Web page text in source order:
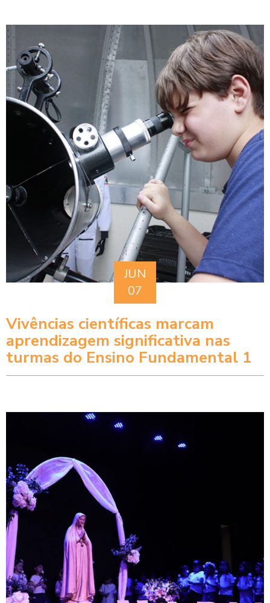
JUN
07
Vivências científicas marcam
aprendizagem significativa nas
turmas do Ensino Fundamental 1